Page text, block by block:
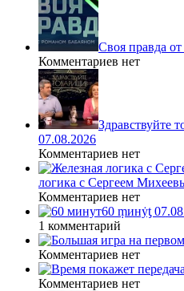
Своя правда
Комментариев нет
Здравствуйте
07.08.2026
Комментариев нет
логика с Сергеем
Комментариев нет
60 ṃинẏƫ
1 комментарий
Комментариев нет
Комментариев нет